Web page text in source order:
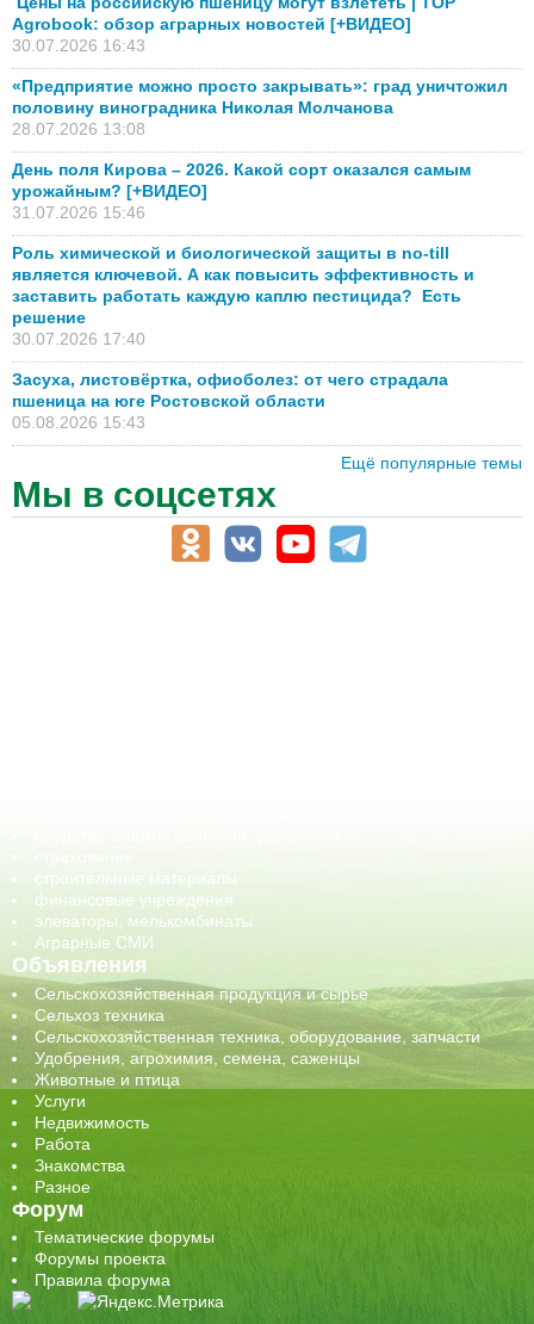
Agrobook: обзор аграрных новостей [+ВИДЕО]
30.07.2026 16:43
«Предприятие можно просто закрывать»: град уничтожил
половину виноградника Николая Молчанова
28.07.2026 13:08
День поля Кирова – 2026. Какой сорт оказался самым
урожайным? [+ВИДЕО]
31.07.2026 15:46
Роль химической и биологической защиты в no-till
является ключевой. А как повысить эффективность и
заставить работать каждую каплю пестицида? Есть
решение
30.07.2026 17:40
Засуха, листовёртка, офиоболез: от чего страдала
пшеница на юге Ростовской области
05.08.2026 15:43
Ещё популярные темы
Мы в соцсетях
строительные материалы
финансовые учреждения
элеваторы, мелькомбинаты
Аграрные СМИ
Объявления
Сельскохозяйственная продукция и сырье
Сельхоз техника
Сельскохозяйственная техника, оборудование, запчасти
Удобрения, агрохимия, семена, саженцы
Животные и птица
Услуги
Недвижимость
Работа
Знакомства
Разное
Форум
Тематические форумы
Форумы проекта
Правила форума